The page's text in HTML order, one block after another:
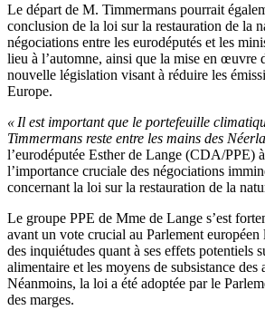
Le départ de M. Timmermans pourrait
conclusion de la loi sur la restauration de la
négociations entre les eurodéputés et les
lieu à l’automne, ainsi que la mise en œuvre
nouvelle législation visant à réduire les
Europe.
« Il est important que le portefeuille
Timmermans reste entre les mains des
l’eurodéputée Esther de Lange (CDA/PPE)
l’importance cruciale des négociations
concernant la loi sur la restauration de la
Le groupe PPE de Mme de Lange s’est
avant un vote crucial au Parlement
des inquiétudes quant à ses effets potentiels
alimentaire et les moyens de subsistance des
Néanmoins, la loi a été adoptée par le
des marges.